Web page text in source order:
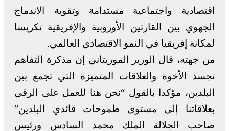
اقتصادية واجتماعية مستدامة وتقوية الاندماج
الجهوي بين القارتين الأوروبية والإفريقية تكريسا
لمكانة إفريقيا في النمو الاقتصادي العالمي.
من جهته، قال الوزير الموريتاني إن مذكرة التفاهم
تجسد الأخوة والعلاقات المتميزة التي تجمع بين
البلدين، مؤكدا بالقول “نحن هنا للعمل على الرقي
بعلاقاتنا إلى مستوى طموحات قائدي البلدين”
صاحب الجلالة الملك محمد السادس ورئيس